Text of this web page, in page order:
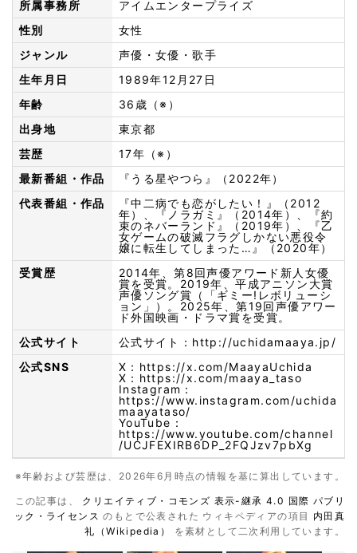
所属事務所
アイムエンタープライズ
性別
女性
ジャンル
声優・女優・歌手
生年月日
1989年12月27日
年齢
36歳（※）
出身地
東京都
芸歴
17年（※）
最新番組・作品
『うる星やつら』（2022年）
代表番組・作品
『中二病でも恋がしたい！』（2012
年）、『ノラガミ』（2014年）、『約
束のネバーランド』（2019年）、『乙
女ゲームの破滅フラグしかない悪役令
嬢に転生してしまった…』（2020年）
受賞歴
2014年、第8回声優アワード新人女優
賞を受賞。2019年、平成アニソン大賞
声優ソング賞（「ギミー!レボリューシ
ョン」）。2025年、第19回声優アワー
ド外国映画・ドラマ賞を受賞。
公式サイト
公式サイト： http://uchidamaaya.jp/
公式SNS
X： https://x.com/MaayaUchida
X： https://x.com/maaya_taso
Instagram：
https://www.instagram.com/uchida
maayataso/
YouTube：
https://www.youtube.com/channel
/UCJFEXIRB6DP_2FQJzv7pbXg
※年齢および芸歴は、2026年6月時点の情報を基に算出しています。
この記事は、 クリエイティブ・コモンズ 表示-継承 4.0 国際 パブリ
ック・ライセンスのもとで公表された ウィキペディアの項目 内田真
礼（Wikipedia） を素材として二次利用しています。